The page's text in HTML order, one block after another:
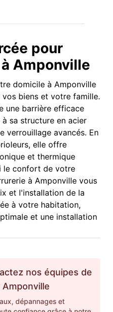
pour
Amponville
domicile à Amponville
biens et votre famille.
une barrière efficace
sa structure en acier
verrouillage avancés. En
elle offre
et thermique
le confort de votre
à Amponville vous
et l'installation de la
à votre habitation,
et une installation
nos équipes de
Amponville
dépannages et